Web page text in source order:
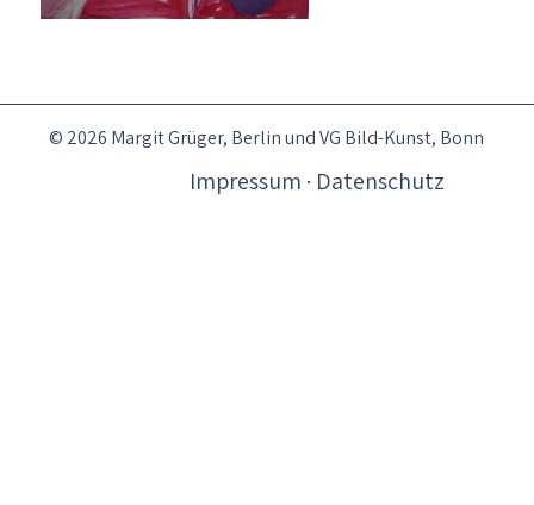
© 2026 Margit Grüger, Berlin und VG Bild-Kunst, Bonn
Impressum · Datenschutz